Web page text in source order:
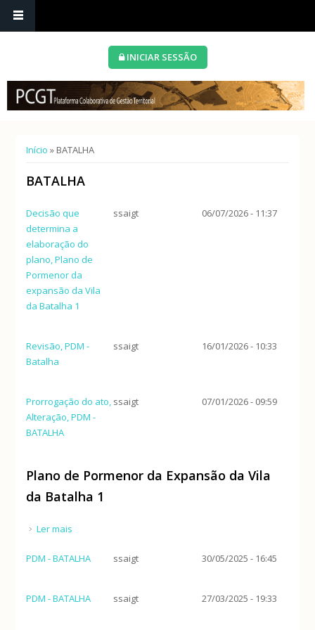
INICIAR SESSÃO
Está aqui
Início » BATALHA
BATALHA
Decisão que
determina a
elaboração do
plano, Plano de
Pormenor da
expansão da Vila
da Batalha 1
ssaigt 06/07/2026 - 11:37
Revisão, PDM -
Batalha
ssaigt 16/01/2026 - 10:33
Prorrogação do ato,
Alteração, PDM -
BATALHA
ssaigt 07/01/2026 - 09:59
Plano de Pormenor da Expansão da Vila
da Batalha 1
Ler mais
PDM - BATALHA
ssaigt 30/05/2025 - 16:45
PDM - BATALHA ssaigt 27/03/2025 - 19:33